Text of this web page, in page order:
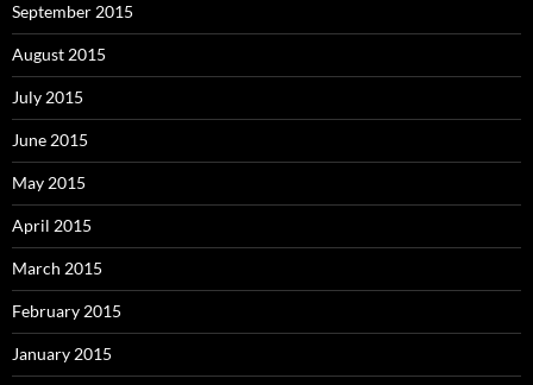
September 2015
August 2015
July 2015
June 2015
May 2015
April 2015
March 2015
February 2015
January 2015